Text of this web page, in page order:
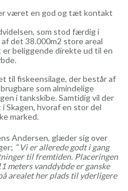
været en god og tæt kontakt
som stod færdig i
det 38.000m2 store areal
er beliggende direkte ud til en
til fiskeensilage, der består af
som almindelige
i tankskibe. Samtidig vil der
hvoraf en stor del
marked.
Andersen, glæder sig over
” Vi er allerede godt i gang
til fremtiden. Placeringen
meters vanddybde er ganske
arealet her plads til yderligere